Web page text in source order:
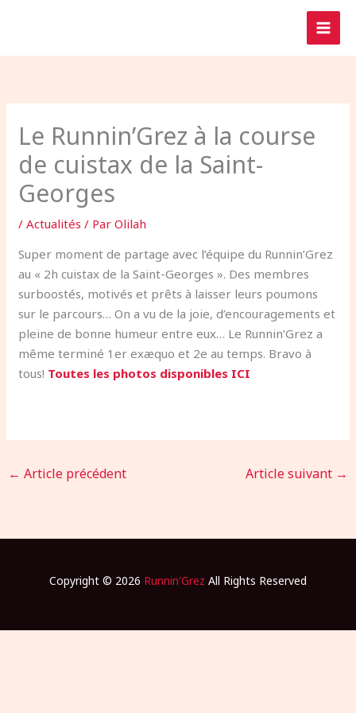
Le Runnin’Grez à la course
de cuistax de la Saint-
Georges
/Actualités / ParOlilah
Super moment de partage avec l’équipe du Runnin’Grez
au « 2h cuistax de la Saint-Georges ». Des membres
surboostés, motivés et prêts à laisser leurs poumons
sur le parcours… On a vu de la joie, d’encouragements et
pleine de bonne humeur entre eux… Le Runnin’Grez a
même terminé 1er exæquo et 2e au temps. Bravo à
tous! Toutes les photos disponibles ICI
← Article précédent Article suivant →
Copyright © 2026 Runnin'Grez All Rights Reserved